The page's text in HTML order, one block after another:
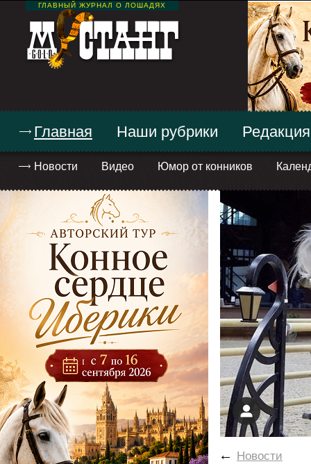
ГЛАВНЫЙ ЖУРНАЛ О ЛОШАДЯХ
Главная
Новости Видео Юмор от конников
Наши рубрики Редакция
← Новости